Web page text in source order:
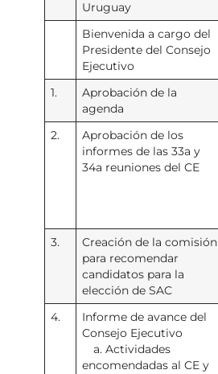
Uruguay
Bienvenida a cargo del
Presidente del Consejo
Ejecutivo
1.
Aprobación de la
agenda
2.
Aprobación de los
informes de las 33a y
34a reuniones del CE
3.
Creación de la comisión
para recomendar
candidatos para la
elección de SAC
4.
Informe de avance del
Consejo Ejecutivo
a. Actividades
encomendadas al CE y